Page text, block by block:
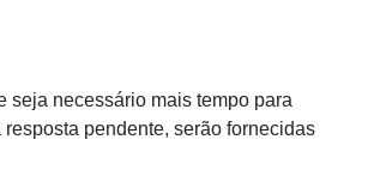
seja necessário mais tempo para
pendente, serão fornecidas